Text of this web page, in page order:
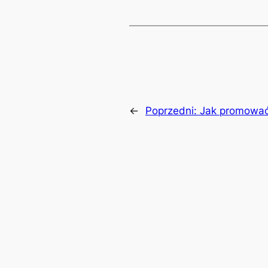
← Poprzedni: Jak